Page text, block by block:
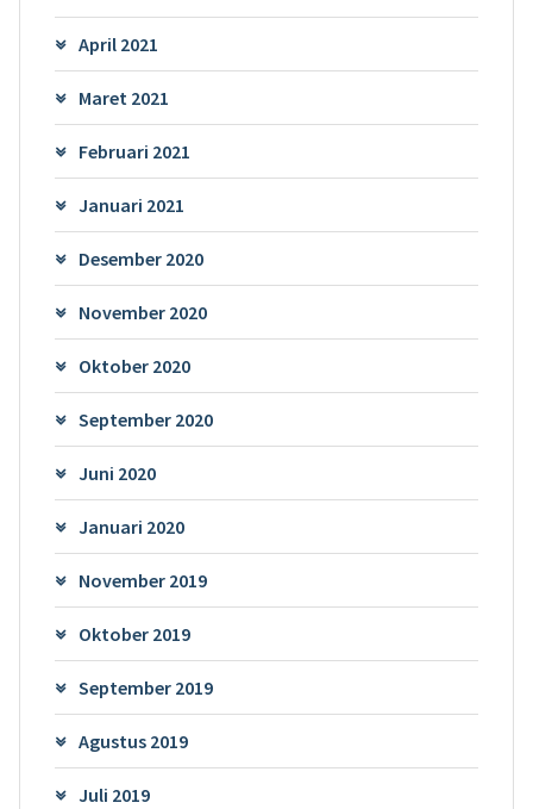
April 2021
Maret 2021
Februari 2021
Januari 2021
Desember 2020
November 2020
Oktober 2020
September 2020
Juni 2020
Januari 2020
November 2019
Oktober 2019
September 2019
Agustus 2019
Juli 2019